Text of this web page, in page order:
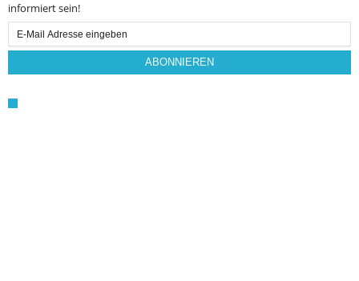
informiert sein!
Email
Subscription
ABONNIEREN